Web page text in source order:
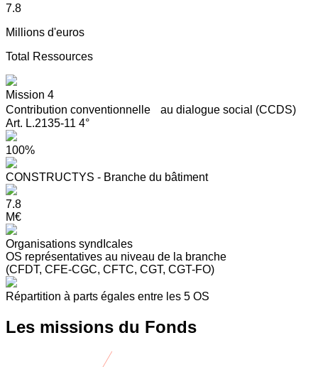
7.8
Millions d'euros
Total Ressources
Mission 4
Contribution conventionnelle au dialogue social (CCDS)
Art. L.2135-11 4°
100%
CONSTRUCTYS - Branche du bâtiment
7.8
M€
Organisations syndIcales
OS représentatives au niveau de la branche
(CFDT, CFE-CGC, CFTC, CGT, CGT-FO)
Répartition à parts égales entre les 5 OS
Les missions du Fonds